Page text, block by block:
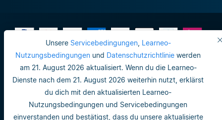
Unsere Servicebedingungen, Learneo-
Nutzungsbedingungen und Datenschutzrichtlinie werden
am 21. August 2026 aktualisiert. Wenn du die Learneo-
Dienste nach dem 21. August 2026 weiterhin nutzt, erklärst
du dich mit den aktualisierten Learneo-
Nutzungsbedingungen und Servicebedingungen
einverstanden und bestätigst, dass du unsere aktualisierte
Impressum
Do not sell or share my personal info
Nutzungsbedingungen